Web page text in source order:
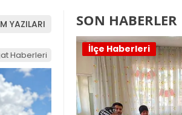
YAZILARI
Haberleri
SON HABERLER
İlçe Haberleri